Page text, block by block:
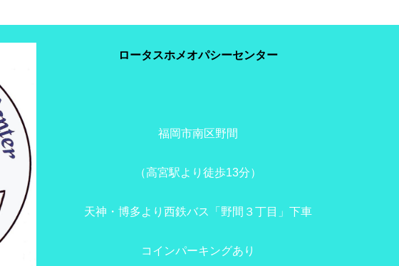
ロータスホメオパシーセンター
福岡市南区野間
（高宮駅より徒歩13分）
天神・博多より西鉄バス「野間３丁目」下車
コインパーキングあり